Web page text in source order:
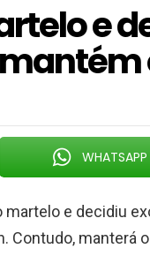
e
WHATSAPP
martelo e decidiu
Contudo, manterá